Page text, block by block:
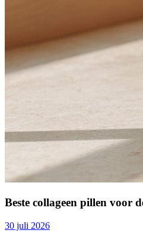
Beste collageen pillen voor
30 juli 2026